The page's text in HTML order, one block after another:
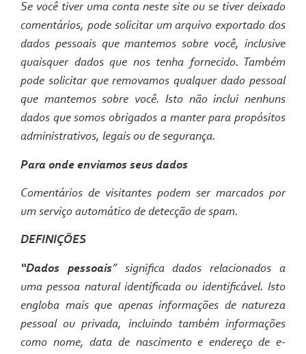
Se você tiver uma conta neste site ou se tiver deixado
comentários, pode solicitar um arquivo exportado dos
dados pessoais que mantemos sobre você, inclusive
quaisquer dados que nos tenha fornecido. Também
pode solicitar que removamos qualquer dado pessoal
que mantemos sobre você. Isto não inclui nenhuns
dados que somos obrigados a manter para propósitos
administrativos, legais ou de segurança.
Para onde enviamos seus dados
Comentários de visitantes podem ser marcados por
um serviço automático de detecção de spam.
DEFINIÇÕES
“Dados pessoais” significa dados relacionados a
uma pessoa natural identificada ou identificável. Isto
engloba mais que apenas informações de natureza
pessoal ou privada, incluindo também informações
como nome, data de nascimento e endereço de e-